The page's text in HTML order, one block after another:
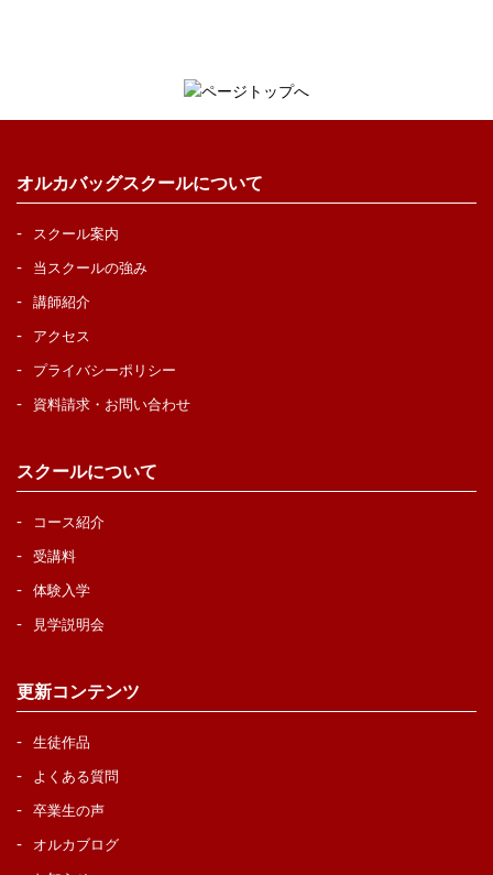
オルカバッグスクールについて
スクール案内
当スクールの強み
講師紹介
アクセス
プライバシーポリシー
資料請求・お問い合わせ
スクールについて
コース紹介
受講料
体験入学
見学説明会
更新コンテンツ
生徒作品
よくある質問
卒業生の声
オルカブログ